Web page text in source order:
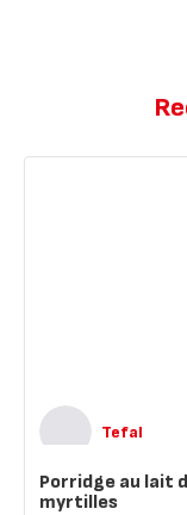
Tefal
Porridge au lait
myrtilles